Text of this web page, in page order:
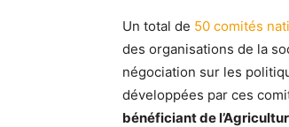
Un total de 50 comités
des organisations de la
négociation sur les
développées par ces
bénéficiant de